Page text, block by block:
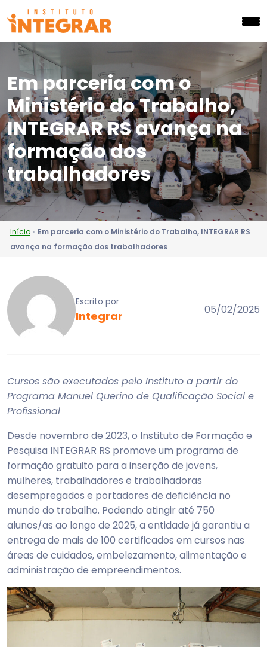
Em parceria com o
Ministério do Trabalho,
INTEGRAR RS avança na
formação dos
trabalhadores
Início » Em parceria com o Ministério do Trabalho, INTEGRAR RS
avança na formação dos trabalhadores
Escrito por
Integrar 05/02/2025
Cursos são executados pelo Instituto a partir do
Programa Manuel Querino de Qualificação Social e
Profissional
Desde novembro de 2023, o Instituto de Formação e
Pesquisa INTEGRAR RS promove um programa de
formação gratuito para a inserção de jovens,
mulheres, trabalhadores e trabalhadoras
desempregados e portadores de deficiência no
mundo do trabalho. Podendo atingir até 750
alunos/as ao longo de 2025, a entidade já garantiu a
entrega de mais de 100 certificados em cursos nas
áreas de cuidados, embelezamento, alimentação e
administração de empreendimentos.